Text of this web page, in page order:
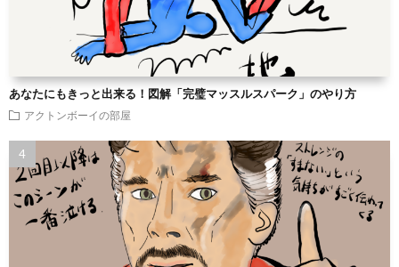
あなたにもきっと出来る！図解「完璧マッスルスパーク」のやり方
アクトンボーイの部屋